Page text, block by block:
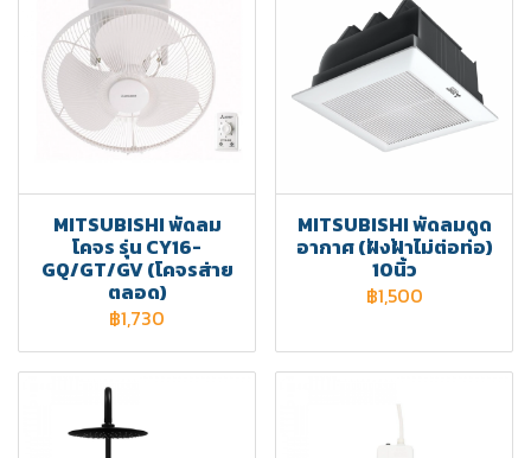
MITSUBISHI พัดลม
โคจร รุ่น CY16-
GQ/GT/GV (โคจรส่าย
ตลอด)
฿1,730
MITSUBISHI พัดลมดูด
อากาศ (ฝังฝ้าไม่ต่อท่อ)
10นิ้ว
฿1,500